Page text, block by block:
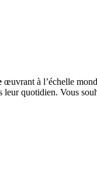
œuvrant à l’échelle
quotidien. Vous